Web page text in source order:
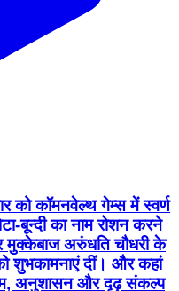
को कॉमनवेल्थ गेम्स में स्वर्ण
बून्दी का नाम रोशन करने
मुक्केबाज अरुंधति चौधरी के
शुभकामनाएं दीं। और कहां
अनुशासन और दृढ़ संकल्प